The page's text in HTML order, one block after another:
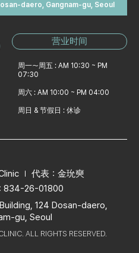
daero, Gangnam-gu, Seoul
营业时间
周一～周五 : AM 10:30 ~ PM
07:30
周六 : AM 10:00 ~ PM 04:00
周日 & 节假日 : 休诊
代表：金玧奭
834-26-01800
124 Dosan-daero,
gu, Seoul
ALL RIGHTS RESERVED.